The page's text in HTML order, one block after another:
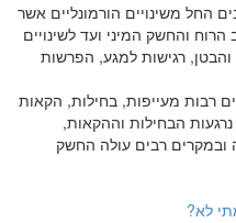
החל משינויים הורמונליים אשר
והחשק המיני ועד לשינויים
והבטן, רגישות למגע, הפרשות
רבות מעייפות, בחילות, הקאות
הבחילות וההקאות,
ובמקרים רבים עולה החשק
לא?